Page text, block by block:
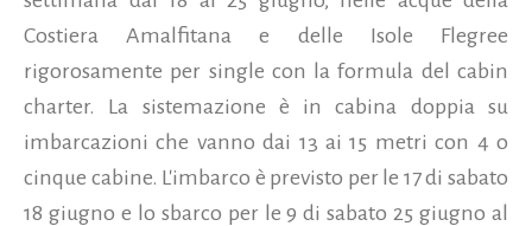
Costiera Amalfitana e delle Isole Flegree
rigorosamente per single con la formula del cabin
charter. La sistemazione è in cabina doppia su
imbarcazioni che vanno dai 13 ai 15 metri con 4 o
cinque cabine. L'imbarco è previsto per le 17 di sabato
18 giugno e lo sbarco per le 9 di sabato 25 giugno al